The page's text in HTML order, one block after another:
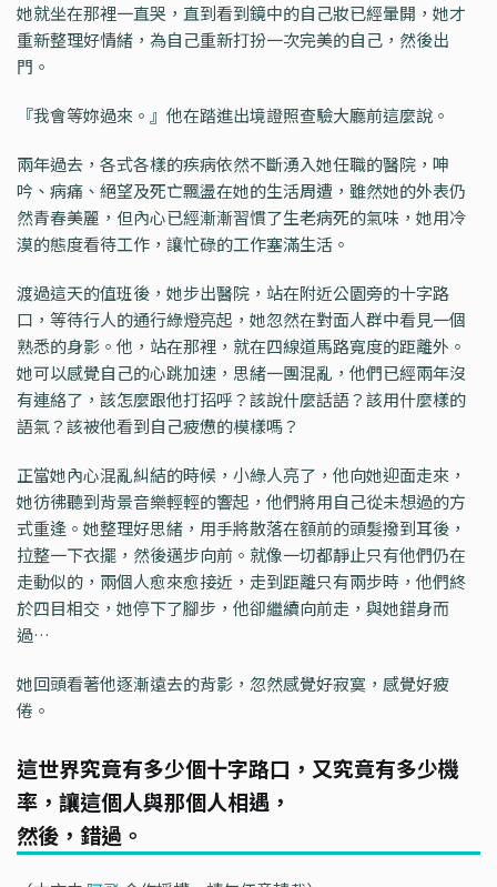
她就坐在那裡一直哭，直到看到鏡中的自己妝已經暈開，她才
重新整理好情緒，為自己重新打扮一次完美的自己，然後出
門。
『我會等妳過來。』他在踏進出境證照查驗大廳前這麼說。
兩年過去，各式各樣的疾病依然不斷湧入她任職的醫院，呻
吟、病痛、絕望及死亡飄盪在她的生活周遭，雖然她的外表仍
然青春美麗，但內心已經漸漸習慣了生老病死的氣味，她用冷
漠的態度看待工作，讓忙碌的工作塞滿生活。
渡過這天的值班後，她步出醫院，站在附近公園旁的十字路
口，等待行人的通行綠燈亮起，她忽然在對面人群中看見一個
熟悉的身影。他，站在那裡，就在四線道馬路寬度的距離外。
她可以感覺自己的心跳加速，思緒一團混亂，他們已經兩年沒
有連絡了，該怎麼跟他打招呼？該說什麼話語？該用什麼樣的
語氣？該被他看到自己疲憊的模樣嗎？
正當她內心混亂糾結的時候，小綠人亮了，他向她迎面走來，
她彷彿聽到背景音樂輕輕的響起，他們將用自己從未想過的方
式重逢。她整理好思緒，用手將散落在額前的頭髮撥到耳後，
拉整一下衣擺，然後邁步向前。就像一切都靜止只有他們仍在
走動似的，兩個人愈來愈接近，走到距離只有兩步時，他們終
於四目相交，她停下了腳步，他卻繼續向前走，與她錯身而
過…
她回頭看著他逐漸遠去的背影，忽然感覺好寂寞，感覺好疲
倦。
這世界究竟有多少個十字路口，又究竟有多少機
率，讓這個人與那個人相遇，
然後，錯過。